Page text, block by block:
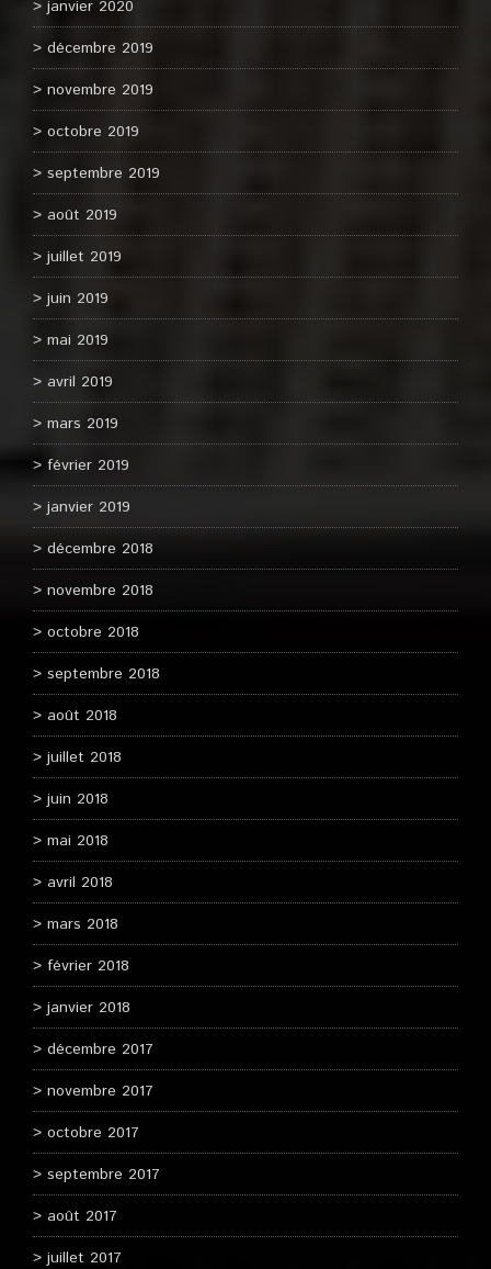
janvier 2020
décembre 2019
novembre 2019
octobre 2019
septembre 2019
août 2019
juillet 2019
juin 2019
mai 2019
avril 2019
mars 2019
février 2019
janvier 2019
décembre 2018
novembre 2018
octobre 2018
septembre 2018
août 2018
juillet 2018
juin 2018
mai 2018
avril 2018
mars 2018
février 2018
janvier 2018
décembre 2017
novembre 2017
octobre 2017
septembre 2017
août 2017
juillet 2017